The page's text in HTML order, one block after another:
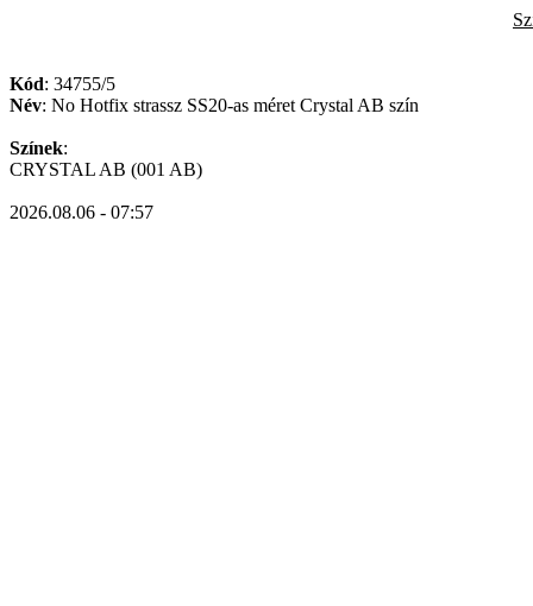
Kód: 34755/5
Név: No Hotfix strassz SS20-as méret Crystal AB szín
Színek:
CRYSTAL AB (001 AB)
2026.08.06 - 07:57